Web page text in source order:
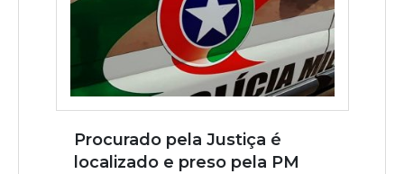
Procurado pela Justiça é
localizado e preso pela PM